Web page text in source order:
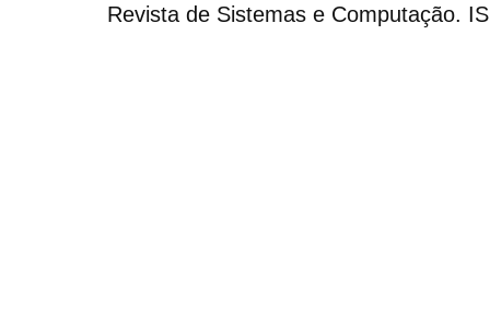
Revista de Sistemas e Computação.